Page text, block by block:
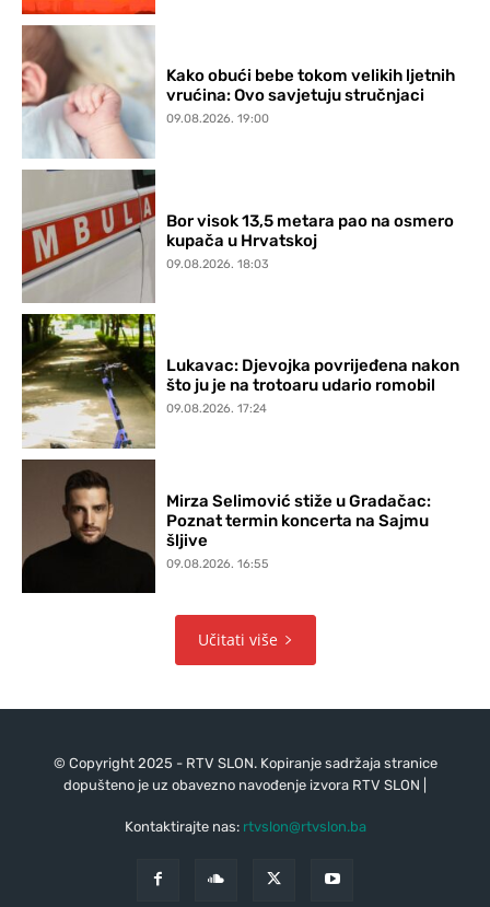
Kako obući bebe tokom velikih ljetnih
vrućina: Ovo savjetuju stručnjaci
09.08.2026. 19:00
Bor visok 13,5 metara pao na osmero
kupača u Hrvatskoj
09.08.2026. 18:03
Lukavac: Djevojka povrijeđena nakon
što ju je na trotoaru udario romobil
09.08.2026. 17:24
Mirza Selimović stiže u Gradačac:
Poznat termin koncerta na Sajmu
šljive
09.08.2026. 16:55
Učitati više
© Copyright 2025 - RTV SLON. Kopiranje sadržaja stranice
dopušteno je uz obavezno navođenje izvora RTV SLON |
Kontaktirajte nas: rtvslon@rtvslon.ba